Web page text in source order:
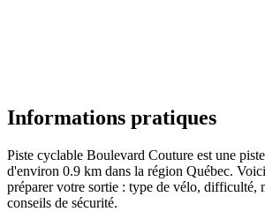
Informations pratiques
Piste cyclable Boulevard Couture est une
d'environ 0.9 km dans la région Québec.
préparer votre sortie : type de vélo, difficulté,
conseils de sécurité.